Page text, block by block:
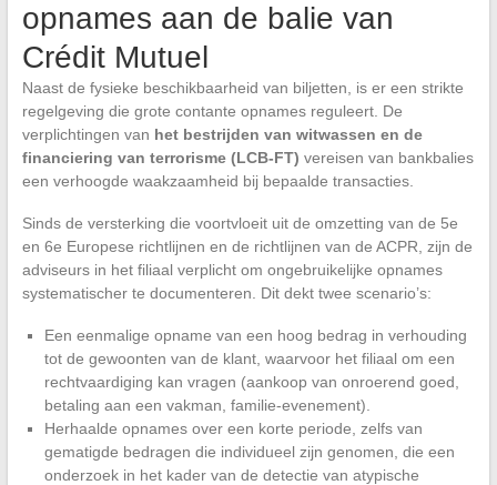
opnames aan de balie van
Crédit Mutuel
Naast de fysieke beschikbaarheid van biljetten, is er een strikte
regelgeving die grote contante opnames reguleert. De
verplichtingen van het bestrijden van witwassen en de
financiering van terrorisme (LCB-FT) vereisen van bankbalies
een verhoogde waakzaamheid bij bepaalde transacties.
Sinds de versterking die voortvloeit uit de omzetting van de 5e
en 6e Europese richtlijnen en de richtlijnen van de ACPR, zijn de
adviseurs in het filiaal verplicht om ongebruikelijke opnames
systematischer te documenteren. Dit dekt twee scenario’s:
Een eenmalige opname van een hoog bedrag in verhouding
tot de gewoonten van de klant, waarvoor het filiaal om een
rechtvaardiging kan vragen (aankoop van onroerend goed,
betaling aan een vakman, familie-evenement).
Herhaalde opnames over een korte periode, zelfs van
gematigde bedragen die individueel zijn genomen, die een
onderzoek in het kader van de detectie van atypische